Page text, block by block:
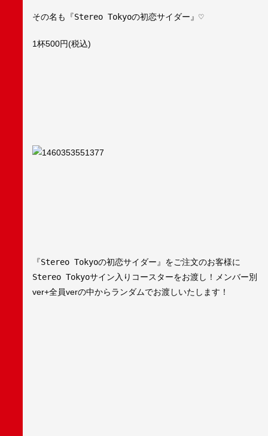
その名も 『Stereo Tokyoの初恋サイダー』♡
1杯500円(税込)
『Stereo Tokyoの初恋サイダー』 をご注文のお客様に
Stereo Tokyoサイン入りコースターをお渡し！メンバー別
ver+全員verの中からランダムでお渡しいたします！